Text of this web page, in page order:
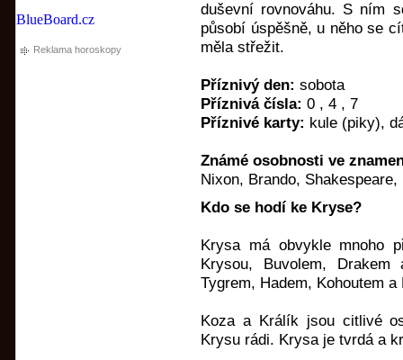
BlueBoard.cz
Reklama horoskopy
duševní rovnováhu. S ním
působí úspěšně, u něho se
měla střežit.
Příznivý den: sobota
Příznivá čísla: 0 , 4 , 7
Příznivé karty: kule (piky),
Známé osobnosti ve
Nixon, Brando,
Kdo se hodí ke Kryse?
Krysa má obvykle mnoho
Krysou, Buvolem,
Tygrem, Hadem, Kohoutem a
Koza a Králík jsou citlivé
Krysu rádi. Krysa je tvrdá a